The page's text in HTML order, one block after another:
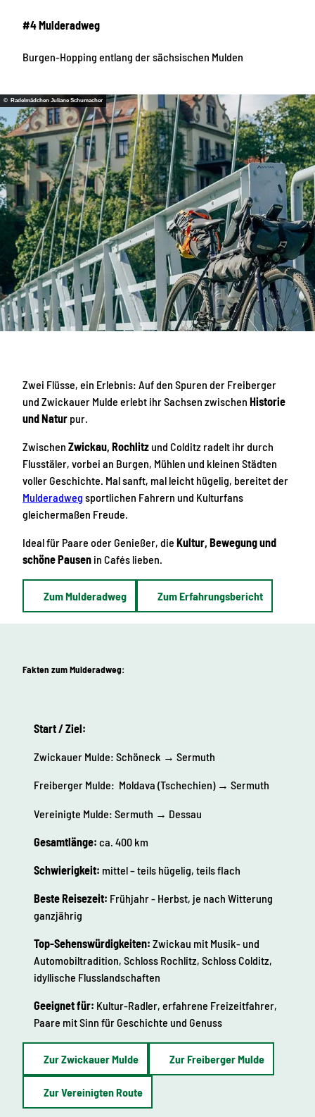
#4 Mulderadweg
Burgen-Hopping entlang der sächsischen Mulden
© Radelmädchen Juliane Schumacher
Zwei Flüsse, ein Erlebnis: Auf den Spuren der Freiberger
und Zwickauer Mulde erlebt ihr Sachsen zwischen Historie
und Natur pur.
Zwischen Zwickau, Rochlitzund Colditz radelt ihr durch
Flusstäler, vorbei an Burgen, Mühlen und kleinen Städten
voller Geschichte. Mal sanft, mal leicht hügelig, bereitet der
Mulderadweg sportlichen Fahrern und Kulturfans
gleichermaßen Freude.
Ideal für Paare oder Genießer, die Kultur, Bewegung und
schöne Pausen in Cafés lieben.
Zum Mulderadweg Zum Erfahrungsbericht
Fakten zum Mulderadweg:
Start / Ziel:
Zwickauer Mulde: Schöneck → Sermuth
Freiberger Mulde: Moldava (Tschechien) → Sermuth
Vereinigte Mulde: Sermuth → Dessau
Gesamtlänge: ca. 400 km
Schwierigkeit: mittel – teils hügelig, teils flach
Beste Reisezeit: Frühjahr - Herbst, je nach Witterung
ganzjährig
Top-Sehenswürdigkeiten: Zwickau mit Musik- und
Automobiltradition, Schloss Rochlitz, Schloss Colditz,
idyllische Flusslandschaften
Geeignet für: Kultur-Radler, erfahrene Freizeitfahrer,
Paare mit Sinn für Geschichte und Genuss
Zur Zwickauer Mulde Zur Freiberger Mulde
Zur Vereinigten Route